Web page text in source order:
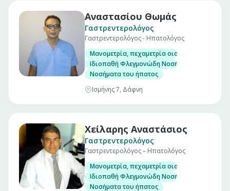
Αναστασίου Θωμάς
Γαστρεντερολόγος
Γαστρεντερολόγος - Ηπατολόγος
Μανομετρία, πεχαμετρία οισοφάγου και
Ιδιοπαθή Φλεγμονώδη Νοσήματα Εντέρου.
Νοσήματα του ήπατος
Ισμήνης 7, Δάφνη
Χείλαρης Αναστάσιος
Γαστρεντερολόγος
Γαστρεντερολόγος – Ηπατολόγος
Μανομετρία, πεχαμετρία οισοφάγου και
Ιδιοπαθή Φλεγμονώδη Νοσήματα Εντέρου.
Νοσήματα του ήπατος